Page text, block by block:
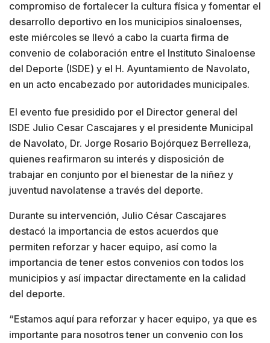
compromiso de fortalecer la cultura física y fomentar el
desarrollo deportivo en los municipios sinaloenses,
este miércoles se llevó a cabo la cuarta firma de
convenio de colaboración entre el Instituto Sinaloense
del Deporte (ISDE) y el H. Ayuntamiento de Navolato,
en un acto encabezado por autoridades municipales.
El evento fue presidido por el Director general del
ISDE Julio Cesar Cascajares y el presidente Municipal
de Navolato, Dr. Jorge Rosario Bojórquez Berrelleza,
quienes reafirmaron su interés y disposición de
trabajar en conjunto por el bienestar de la niñez y
juventud navolatense a través del deporte.
Durante su intervención, Julio César Cascajares
destacó la importancia de estos acuerdos que
permiten reforzar y hacer equipo, así como la
importancia de tener estos convenios con todos los
municipios y así impactar directamente en la calidad
del deporte.
“Estamos aquí para reforzar y hacer equipo, ya que es
importante para nosotros tener un convenio con los